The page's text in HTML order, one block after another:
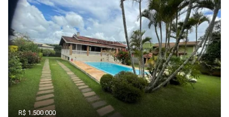
R$ 1.500.000